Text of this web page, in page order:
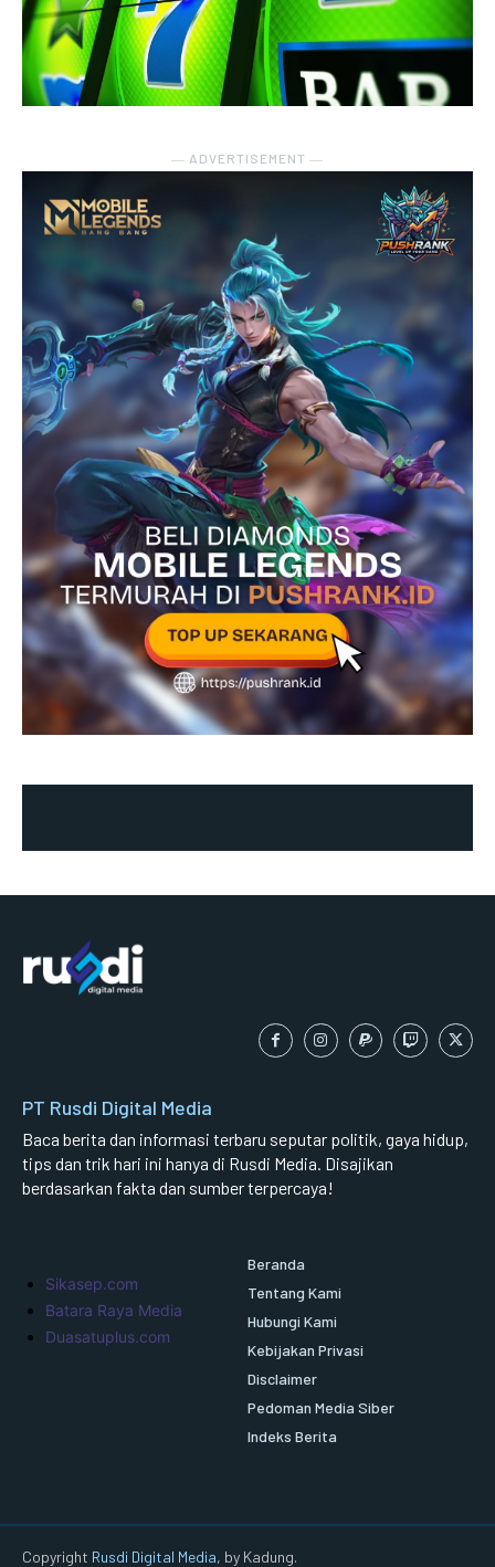
― ADVERTISEMENT ―
PT Rusdi Digital Media
Baca berita dan informasi terbaru seputar politik, gaya hidup,
tips dan trik hari ini hanya di Rusdi Media. Disajikan
berdasarkan fakta dan sumber terpercaya!
Sikasep.com
Batara Raya Media
Duasatuplus.com
Beranda
Tentang Kami
Hubungi Kami
Kebijakan Privasi
Disclaimer
Pedoman Media Siber
Indeks Berita
Copyright Rusdi Digital Media, by Kadung.